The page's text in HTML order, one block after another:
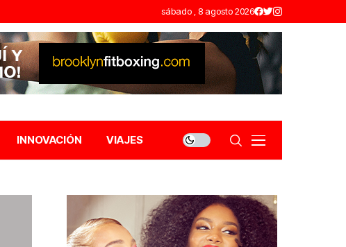
sábado , 8 agosto 2026
INNOVACIÓN VIAJES